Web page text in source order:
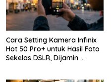
Cara Setting Kamera Infinix
Hot 50 Pro+ untuk Hasil Foto
Sekelas DSLR, Dijamin …